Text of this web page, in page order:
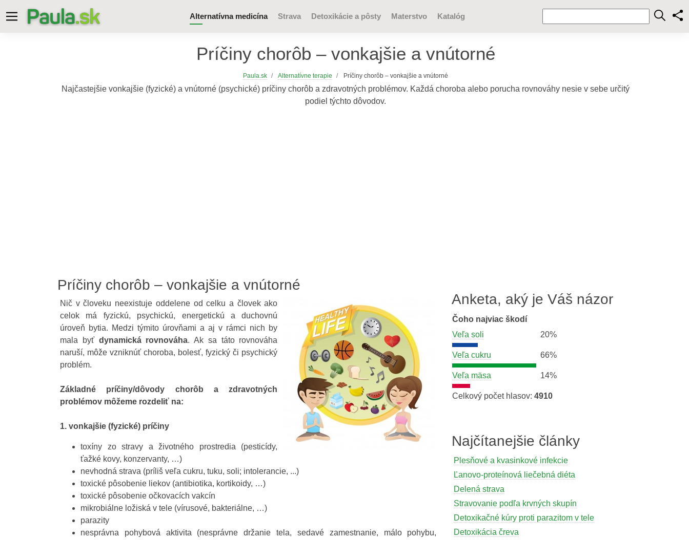
Alternatívna medicína Strava Detoxikácie a pôsty Materstvo Katalóg
Príčiny chorôb – vonkajšie a vnútorné
Paula.sk Alternatívne terapie Príčiny chorôb – vonkajšie a vnútorné
Najčastejšie vonkajšie (fyzické) a vnútorné (psychické) príčiny chorôb a zdravotných problémov. Každá choroba alebo porucha rovnováhy nesie v sebe určitý
podiel týchto dôvodov.
Príčiny chorôb – vonkajšie a vnútorné
Nič v človeku neexistuje oddelene od celku a človek ako
celok má fyzickú, psychickú, energetickú a duchovnú
úroveň bytia. Medzi týmito úrovňami a aj v rámci nich by
mala byť dynamická rovnováha. Ak sa táto rovnováha
naruší, môže vzniknúť choroba, bolesť, fyzický či psychický
problém.
Základné príčiny/dôvody chorôb a zdravotných
problémov môžeme rozdeliť na:
1. vonkajšie (fyzické) príčiny
toxíny zo stravy a životného prostredia (pesticídy,
ťažké kovy, konzervanty, …)
nevhodná strava (príliš veľa cukru, tuku, soli; intolerancie, ...)
toxické pôsobenie liekov (antibiotika, kortikoidy, …)
toxické pôsobenie očkovacích vakcín
mikrobiálne ložiská v tele (vírusové, bakteriálne, …)
parazity
nesprávna pohybová aktivita (nesprávne držanie tela, sedavé zamestnanie, málo pohybu,
Anketa, aký je Váš názor
Čoho najviac škodí
Celkový počet hlasov:4910
Veľa soli 20%
Veľa cukru 66%
Veľa mäsa 14%
Najčítanejšie články
Plesňové a kvasinkové infekcie
Ľanovo-proteínová liečebná diéta
Delená strava
Stravovanie podľa krvných skupín
Detoxikačné kúry proti parazitom v tele
Detoxikácia čreva